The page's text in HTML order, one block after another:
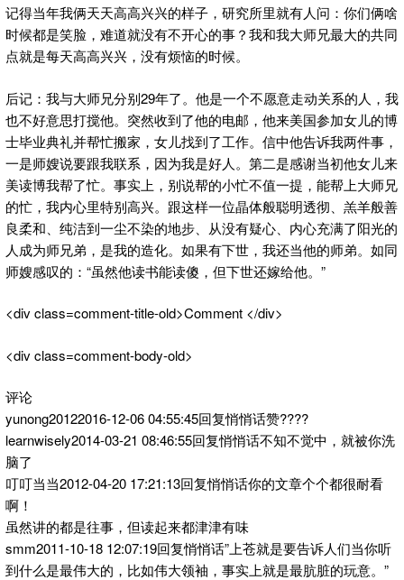
记得当年我俩天天高高兴兴的样子，研究所里就有人问：你们俩啥
时候都是笑脸，难道就没有不开心的事？我和我大师兄最大的共同
点就是每天高高兴兴，没有烦恼的时候。
后记：我与大师兄分别29年了。他是一个不愿意走动关系的人，我
也不好意思打搅他。突然收到了他的电邮，他来美国参加女儿的博
士毕业典礼并帮忙搬家，女儿找到了工作。信中他告诉我两件事，
一是师嫂说要跟我联系，因为我是好人。第二是感谢当初他女儿来
美读博我帮了忙。事实上，别说帮的小忙不值一提，能帮上大师兄
的忙，我内心里特别高兴。跟这样一位晶体般聪明透彻、羔羊般善
良柔和、纯洁到一尘不染的地步、从没有疑心、内心充满了阳光的
人成为师兄弟，是我的造化。如果有下世，我还当他的师弟。如同
师嫂感叹的：“虽然他读书能读傻，但下世还嫁给他。”
<div class=comment-title-old>Comment </div>
<div class=comment-body-old>
评论
yunong20122016-12-06 04:55:45回复悄悄话赞????
learnwisely2014-03-21 08:46:55回复悄悄话不知不觉中，就被你洗
脑了
叮叮当当2012-04-20 17:21:13回复悄悄话你的文章个个都很耐看
啊！
虽然讲的都是往事，但读起来都津津有味
smm2011-10-18 12:07:19回复悄悄话”上苍就是要告诉人们当你听
到什么是最伟大的，比如伟大领袖，事实上就是最肮脏的玩意。”